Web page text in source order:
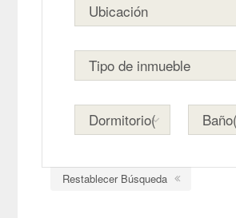
Restablecer Búsqueda